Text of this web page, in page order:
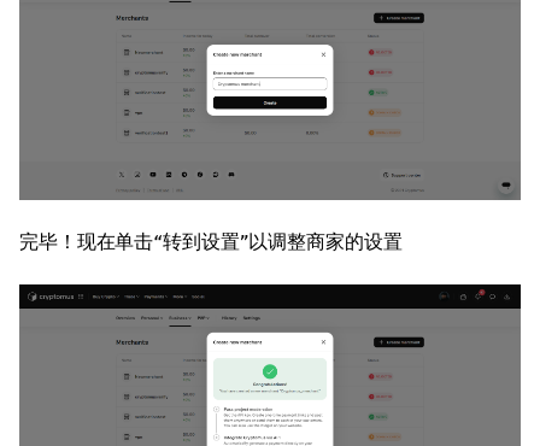
完毕！现在单击“转到设置”以调整商家的设置